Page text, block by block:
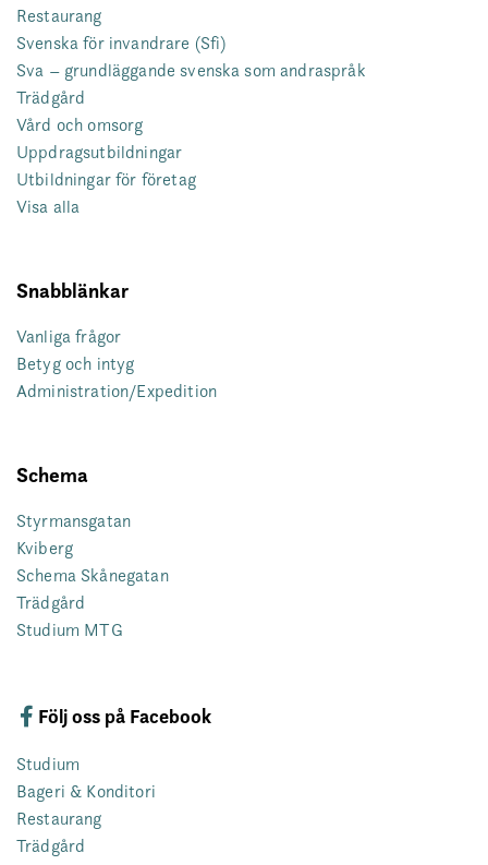
Restaurang
Svenska för invandrare (Sfi)
Sva – grundläggande svenska som andraspråk
Trädgård
Vård och omsorg
Uppdragsutbildningar
Utbildningar för företag
Visa alla
Snabblänkar
Vanliga frågor
Betyg och intyg
Administration/Expedition
Schema
Styrmansgatan
Kviberg
Schema Skånegatan
Trädgård
Studium MTG
Följ oss på Facebook
Studium
Bageri & Konditori
Restaurang
Trädgård